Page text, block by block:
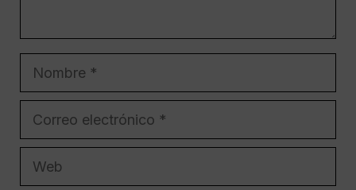
Nombre
Correo
Web